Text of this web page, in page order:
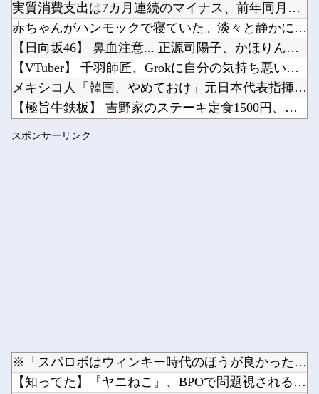
Powered by livedoor 相互RSS
実質消費支出は7カ月連続のマイナス、前年同月比3.3%減－6...
赤ちゃんがハンモックで寝ていた。淡々と静かに作業中 → 無心...
【日向坂46】 鼻血注意... 正源司陽子、かほりん写真集に...
【VTuber】 千羽師匠、Grokに自分の気持ち悪いツイー...
メキシコ人「韓国、やめておけ」元日本代表指揮官、韓国代表の新...
【極旨牛鉄板】 吉野家のステーキ定食1500円、ガチで美味そ...
スポンサーリンク
※「スパロボはウィンキー時代のほうが良かった」←具体的には？...
【知ってた】『ヤニねこ』、BPOで問題視されるwww他